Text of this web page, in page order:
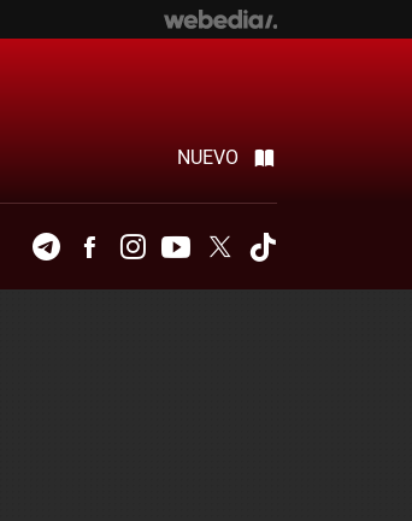
NUEVO
TelegramFacebookInstagramYoutubeTwitter